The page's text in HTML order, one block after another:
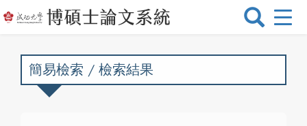
選
換
簡易檢索 / 檢索結果